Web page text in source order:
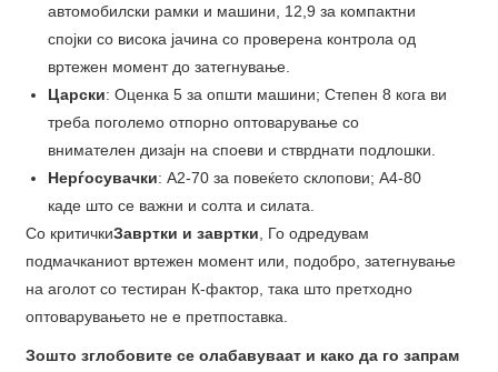
автомобилски рамки и машини, 12,9 за компактни
спојки со висока јачина со проверена контрола од
вртежен момент до затегнување.
Царски: Оценка 5 за општи машини; Степен 8 кога ви
треба поголемо отпорно оптоварување со
внимателен дизајн на споеви и стврднати подлошки.
Нерѓосувачки: A2-70 за повеќето склопови; А4-80
каде што се важни и солта и силата.
Со критичкиЗавртки и завртки , Го одредувам
подмачканиот вртежен момент или, подобро, затегнување
на аголот со тестиран К-фактор, така што претходно
оптоварувањето не е претпоставка.
Зошто зглобовите се олабавуваат и како да го запрам